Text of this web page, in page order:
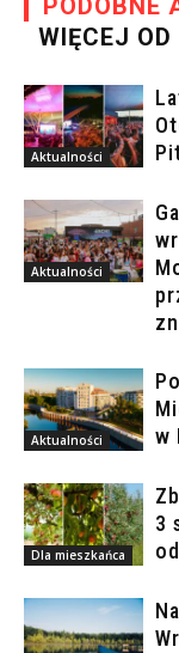
PODOBNE
WIĘCEJ
Aktualności
Aktualności
Aktualności
w
Dla mieszkańca
3